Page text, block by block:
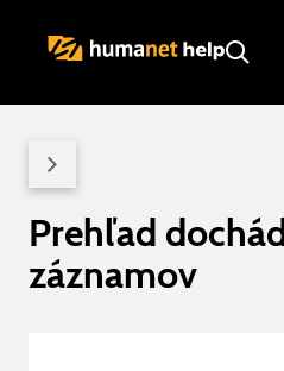
Prehľad
záznamov